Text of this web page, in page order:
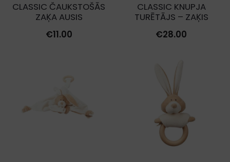
CLASSIC ČAUKSTOŠĀS
ZAĶA AUSIS
€11.00
CLASSIC KNUPJA
TURĒTĀJS – ZAĶIS
€28.00